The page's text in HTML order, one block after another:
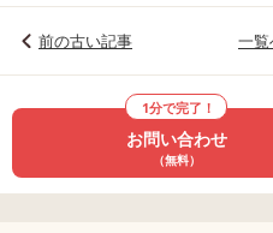
前の古い記事 一覧
1分で完了！
お問い合わせ
（無料）